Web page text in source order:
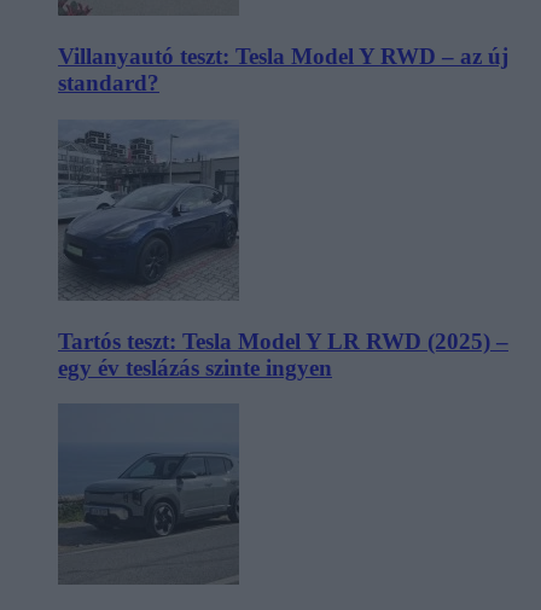
Villanyautó teszt: Tesla Model Y RWD – az új
standard?
Tartós teszt: Tesla Model Y LR RWD (2025) –
egy év teslázás szinte ingyen